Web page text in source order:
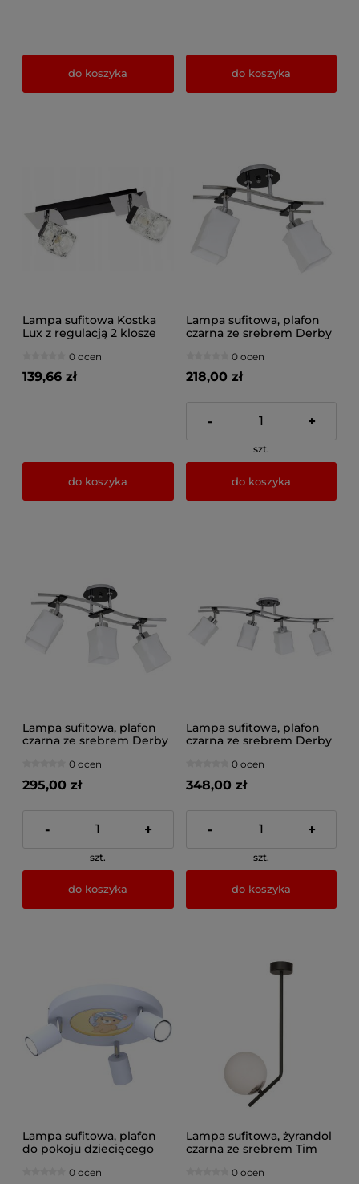
do koszyka do koszyka
Lampa sufitowa Kostka
Lux z regulacją 2 klosze
0 ocen
139,66 zł
do koszyka
Lampa sufitowa, plafon
czarna ze srebrem Derby
0 ocen
218,00 zł
- +
szt.
do koszyka
Lampa sufitowa, plafon
czarna ze srebrem Derby
0 ocen
295,00 zł
- +
szt.
do koszyka
Lampa sufitowa, plafon
czarna ze srebrem Derby
0 ocen
348,00 zł
- +
szt.
do koszyka
Lampa sufitowa, plafon
do pokoju dziecięcego
0 ocen
Lampa sufitowa, żyrandol
czarna ze srebrem Tim
0 ocen